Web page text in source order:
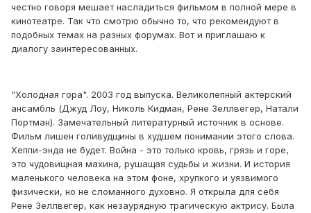
честно говоря мешает насладиться фильмом в полной мере в
кинотеатре. Так что смотрю обычно то, что рекомендуют в
подобных темах на разных форумах. Вот и приглашаю к
диалогу заинтересованных.
"Холодная гора". 2003 год выпуска. Великолепный актерский
ансамбль (Джуд Лоу, Николь Кидман, Рене Зеллвегер, Натали
Портман). Замечательный литературный источник в основе.
Фильм лишен голивудщины в худшем понимании этого слова.
Хеппи-энда не будет. Война - это только кровь, грязь и горе,
это чудовищная махина, рушащая судьбы и жизни. И история
маленького человека на этом фоне, хрупкого и уязвимого
физически, но не сломанного духовно. Я открыла для себя
Рене Зеллвегер, как незаурядную трагическую актрису. Была